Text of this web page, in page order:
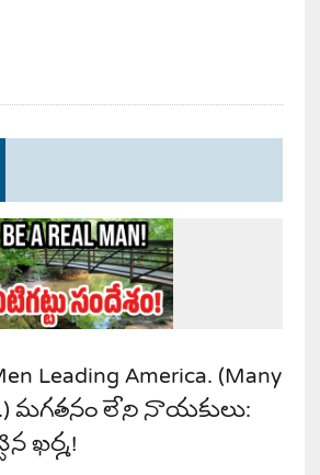
Leading America. (Many
మగతనం లేని నాయకులు:
ఖర్మ!